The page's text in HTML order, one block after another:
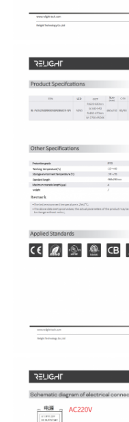
Rumah
Produk
Tentang kita
Wisata pabrik
Kontrol kualitas
Hubungi kami
Semua Kasus
Quote request suatu
Lampu Neon Strip